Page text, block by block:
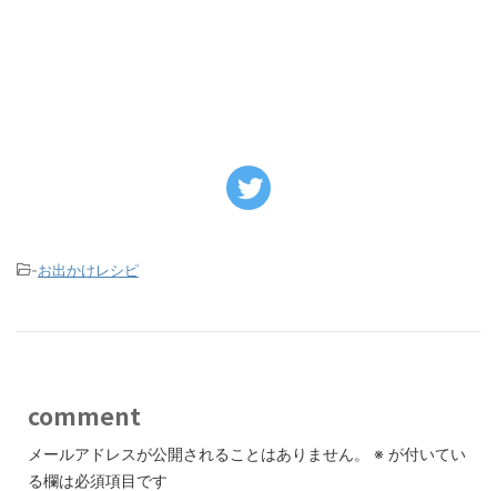
-お出かけレシピ
comment
メールアドレスが公開されることはありません。 ※ が付いてい
る欄は必須項目です